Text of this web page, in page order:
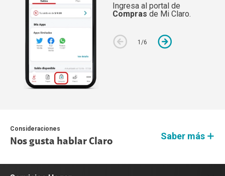
Ingresa al portal de
Compras de Mi Claro.
1 /6
2 /6
3 /6
4 /6
5 /6
Consideraciones
Nos gusta hablar Claro
Saber más